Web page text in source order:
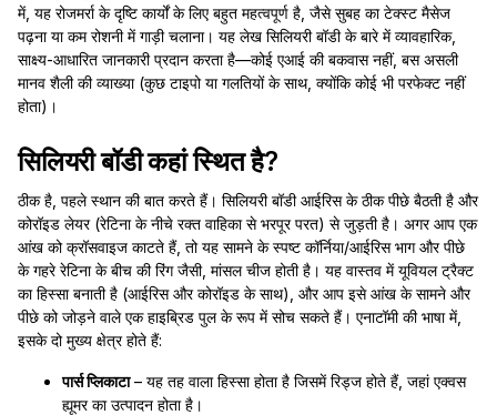
में, यह रोजमर्रा के दृष्टि कार्यों के लिए बहुत महत्वपूर्ण है, जैसे सुबह का टेक्स्ट मैसेज
पढ़ना या कम रोशनी में गाड़ी चलाना। यह लेख सिलियरी बॉडी के बारे में व्यावहारिक,
साक्ष्य-आधारित जानकारी प्रदान करता है—कोई एआई की बकवास नहीं, बस असली
मानव शैली की व्याख्या (कुछ टाइपो या गलतियों के साथ, क्योंकि कोई भी परफेक्ट नहीं
होता)।
सिलियरी बॉडी कहां स्थित है?
ठीक है, पहले स्थान की बात करते हैं। सिलियरी बॉडी आईरिस के ठीक पीछे बैठती है और
कोरॉइड लेयर (रेटिना के नीचे रक्त वाहिका से भरपूर परत) से जुड़ती है। अगर आप एक
आंख को क्रॉसवाइज काटते हैं, तो यह सामने के स्पष्ट कॉर्निया/आईरिस भाग और पीछे
के गहरे रेटिना के बीच की रिंग जैसी, मांसल चीज होती है। यह वास्तव में यूवियल ट्रैक्ट
का हिस्सा बनाती है (आईरिस और कोरॉइड के साथ), और आप इसे आंख के सामने और
पीछे को जोड़ने वाले एक हाइब्रिड पुल के रूप में सोच सकते हैं। एनाटॉमी की भाषा में,
इसके दो मुख्य क्षेत्र होते हैं:
पार्स प्लिकाटा– यह तह वाला हिस्सा होता है जिसमें रिड्ज होते हैं, जहां एक्वस
ह्यूमर का उत्पादन होता है।